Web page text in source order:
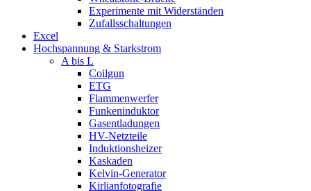
Experimente mit Widerständen
Zufallsschaltungen
Excel
Hochspannung & Starkstrom
A bis L
Coilgun
ETG
Flammenwerfer
Funkeninduktor
Gasentladungen
HV-Netzteile
Induktionsheizer
Kaskaden
Kelvin-Generator
Kirlianfotografie